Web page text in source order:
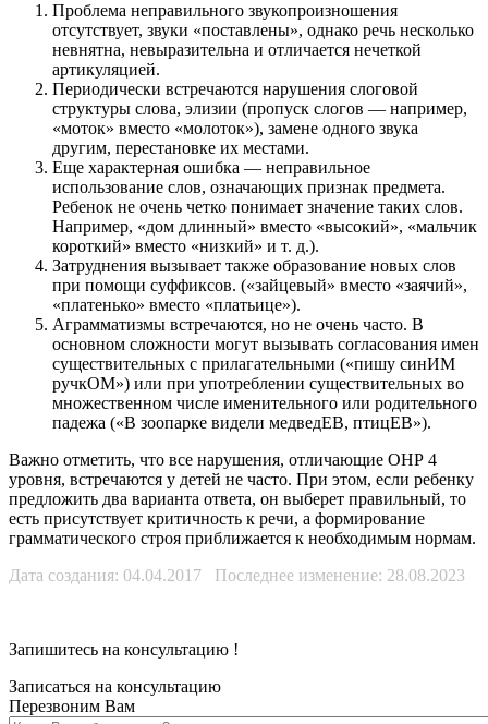
Проблема неправильного звукопроизношения
отсутствует, звуки «поставлены», однако речь несколько
невнятна, невыразительна и отличается нечеткой
артикуляцией.
Периодически встречаются нарушения слоговой
структуры слова, элизии (пропуск слогов — например,
«моток» вместо «молоток»), замене одного звука
другим, перестановке их местами.
Еще характерная ошибка — неправильное
использование слов, означающих признак предмета.
Ребенок не очень четко понимает значение таких слов.
Например, «дом длинный» вместо «высокий», «мальчик
короткий» вместо «низкий» и т. д.).
Затруднения вызывает также образование новых слов
при помощи суффиксов. («зайцевый» вместо «заячий»,
«платенько» вместо «платьице»).
Аграмматизмы встречаются, но не очень часто. В
основном сложности могут вызывать согласования имен
существительных с прилагательными («пишу синИМ
ручкОМ») или при употреблении существительных во
множественном числе именительного или родительного
падежа («В зоопарке видели медведЕВ, птицЕВ»).
Важно отметить, что все нарушения, отличающие ОНР 4
уровня, встречаются у детей не часто. При этом, если ребенку
предложить два варианта ответа, он выберет правильный, то
есть присутствует критичность к речи, а формирование
грамматического строя приближается к необходимым нормам.
Дата создания: 04.04.2017 Последнее изменение: 28.08.2023
Запишитесь на консультацию !
Записаться на консультацию
Перезвоним Вам